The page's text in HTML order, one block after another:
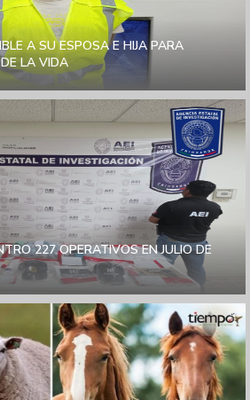
A SU ESPOSA E HIJA PARA
LA VIDA
227 OPERATIVOS EN JULIO DE